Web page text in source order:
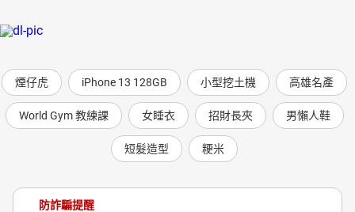
煙仔虎 iPhone 13 128GB 小型挖土機 高雄名產
World Gym 教練課 女睡衣 招財長夾 男懶人鞋
短髮造型 粳米
防詐騙提醒